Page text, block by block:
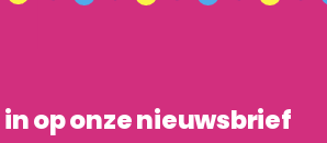
op onze nieuwsbrief